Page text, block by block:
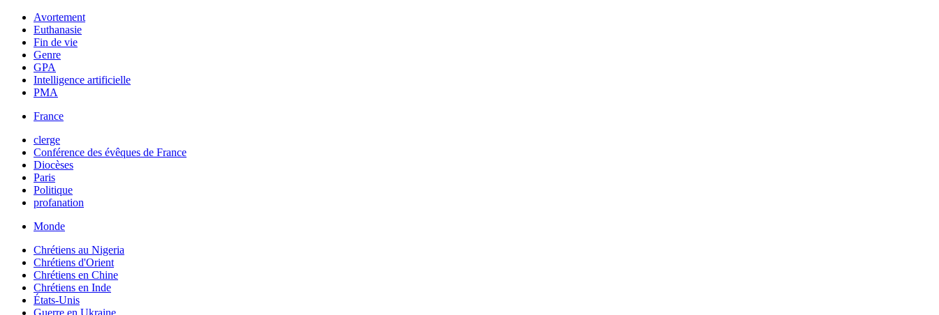
Avortement
Euthanasie
Fin de vie
Genre
GPA
Intelligence artificielle
PMA
France
clerge
Conférence des évêques de France
Diocèses
Paris
Politique
profanation
Monde
Chrétiens au Nigeria
Chrétiens d'Orient
Chrétiens en Chine
Chrétiens en Inde
États-Unis
Guerre en Ukraine